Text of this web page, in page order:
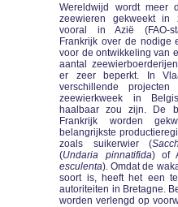
Wereldwijd wordt meer
zeewieren gekweekt in
vooral in Azië (FAO-
Frankrijk over de nodige
voor de ontwikkeling van
aantal
er zeer beperkt. In
verschillende
zeewierkweek in
haalbaar zou zijn. De
Frankrijk worden
belangrijkste
zoals suikerwier (
(Undaria pinnatifida) of
esculenta). Omdat de
soort is, heeft het een
autoriteiten in Bretagne.
worden verlengd op